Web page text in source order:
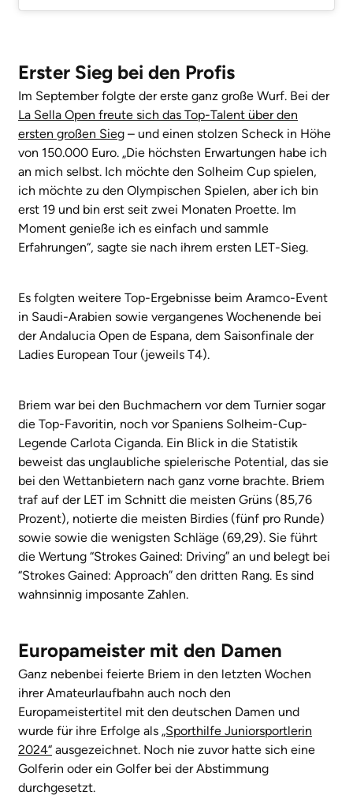
Erster Sieg bei den Profis
Im September folgte der erste ganz große Wurf. Bei der
La Sella Open freute sich das Top-Talent über den
ersten großen Sieg – und einen stolzen Scheck in Höhe
von 150.000 Euro. „Die höchsten Erwartungen habe ich
an mich selbst. Ich möchte den Solheim Cup spielen,
ich möchte zu den Olympischen Spielen, aber ich bin
erst 19 und bin erst seit zwei Monaten Proette. Im
Moment genieße ich es einfach und sammle
Erfahrungen“, sagte sie nach ihrem ersten LET-Sieg.
Es folgten weitere Top-Ergebnisse beim Aramco-Event
in Saudi-Arabien sowie vergangenes Wochenende bei
der Andalucia Open de Espana, dem Saisonfinale der
Ladies European Tour (jeweils T4).
Briem war bei den Buchmachern vor dem Turnier sogar
die Top-Favoritin, noch vor Spaniens Solheim-Cup-
Legende Carlota Ciganda. Ein Blick in die Statistik
beweist das unglaubliche spielerische Potential, das sie
bei den Wettanbietern nach ganz vorne brachte. Briem
traf auf der LET im Schnitt die meisten Grüns (85,76
Prozent), notierte die meisten Birdies (fünf pro Runde)
sowie sowie die wenigsten Schläge (69,29). Sie führt
die Wertung “Strokes Gained: Driving” an und belegt bei
“Strokes Gained: Approach” den dritten Rang. Es sind
wahnsinnig imposante Zahlen.
Europameister mit den Damen
Ganz nebenbei feierte Briem in den letzten Wochen
ihrer Amateurlaufbahn auch noch den
Europameistertitel mit den deutschen Damen und
wurde für ihre Erfolge als „Sporthilfe Juniorsportlerin
2024“ ausgezeichnet. Noch nie zuvor hatte sich eine
Golferin oder ein Golfer bei der Abstimmung
durchgesetzt.